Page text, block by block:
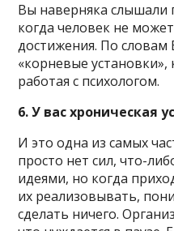
Вы наверняка слышали
когда человек не
достижения. По словам
«корневые
работая с психологом.
6. У вас хроническая
И это одна из самых
просто нет сил, что-
идеями, но когда
их реализовывать,
сделать ничего.